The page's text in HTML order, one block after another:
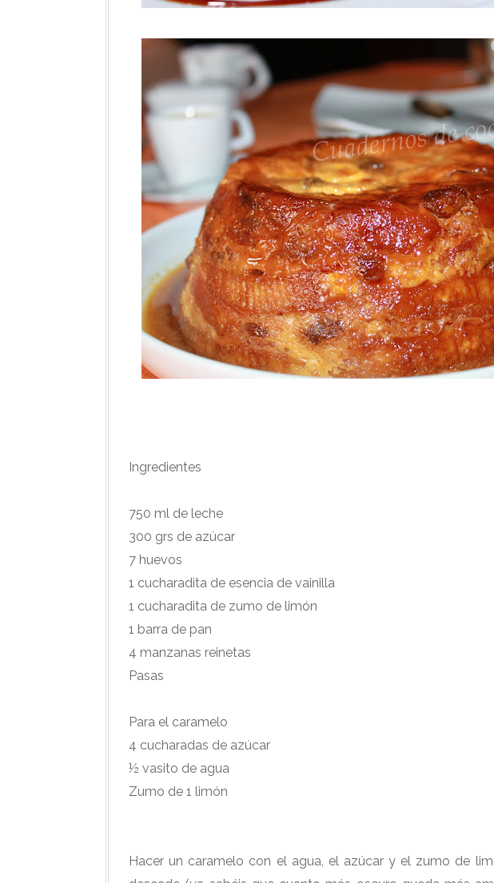
Ingredientes
750 ml de leche
300 grs de azúcar
7 huevos
1 cucharadita de esencia de vainilla
1 cucharadita de zumo de limón
1 barra de pan
4 manzanas reinetas
Pasas
Para el caramelo
4 cucharadas de azúcar
½ vasito de agua
Zumo de 1 limón
Hacer un caramelo con el agua, el azúcar y el zumo de